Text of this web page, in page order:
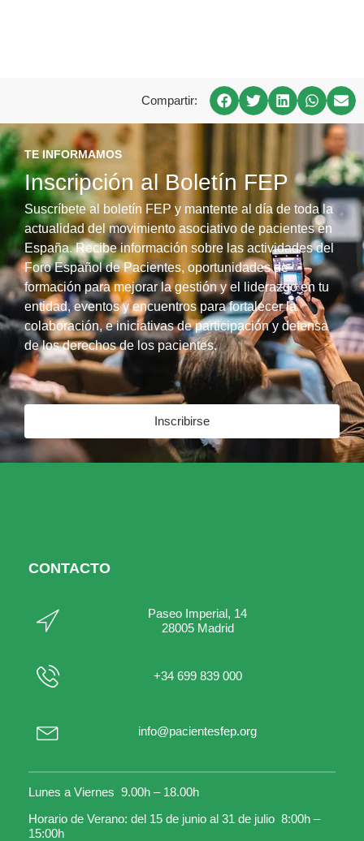
Compartir:
TE INFORMAMOS
Inscripción al Boletín FEP
Suscríbete al boletín FEP y mantente al día de toda la
actualidad del movimiento asociativo de pacientes en
España. Recibe información sobre las actividades del
Foro Español de Pacientes, oportunidades de
formación para mejorar la gestión y el liderazgo en tu
entidad, eventos y encuentros para fortalecer la
colaboración, e iniciativas de participación y defensa
de los derechos de los pacientes.
Inscribirse
CONTACTO
Paseo Imperial, 14
28005 Madrid
+34 699 839 000
info@pacientesfep.org
Lunes a Viernes 9.00h – 18.00h
Horario de Verano: del 15 de junio al 31 de julio 8:00h –
15:00h